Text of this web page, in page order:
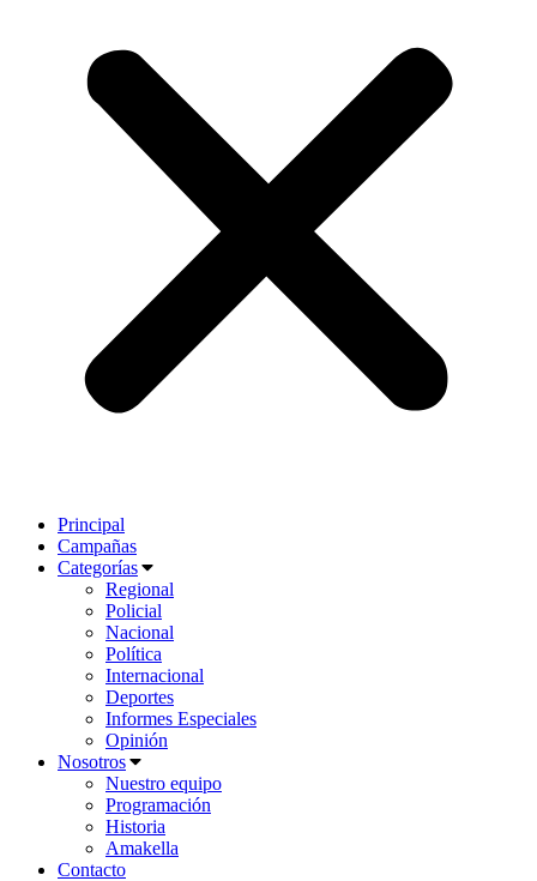
Principal
Campañas
Categorías
Regional
Policial
Nacional
Política
Internacional
Deportes
Informes Especiales
Opinión
Nosotros
Nuestro equipo
Programación
Historia
Amakella
Contacto